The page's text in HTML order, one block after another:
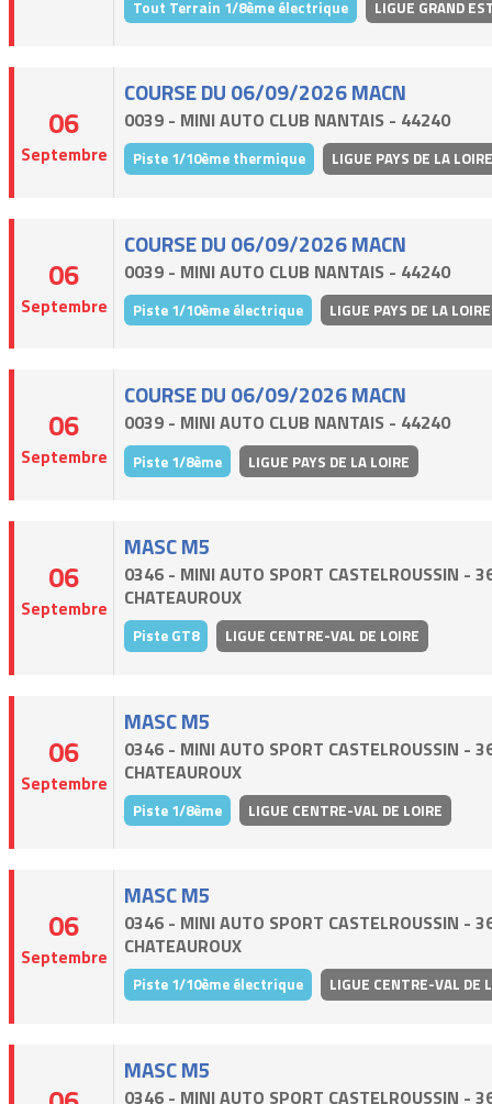
Tout Terrain 1/8ème électrique LIGUE GRAND
06
Septembre
COURSE DU 06/09/2026 MACN
0039 - MINI AUTO CLUB NANTAIS - 44240
Piste 1/10ème thermique LIGUE PAYS DE LA LOIRE
06
Septembre
COURSE DU 06/09/2026 MACN
0039 - MINI AUTO CLUB NANTAIS - 44240
Piste 1/10ème électrique LIGUE PAYS DE LA LOIRE
06
Septembre
COURSE DU 06/09/2026 MACN
0039 - MINI AUTO CLUB NANTAIS - 44240
Piste 1/8ème LIGUE PAYS DE LA LOIRE
06
Septembre
MASC M5
0346 - MINI AUTO SPORT CASTELROUSSIN -
CHATEAUROUX
Piste GT8 LIGUE CENTRE-VAL DE LOIRE
06
Septembre
MASC M5
0346 - MINI AUTO SPORT CASTELROUSSIN -
CHATEAUROUX
Piste 1/8ème LIGUE CENTRE-VAL DE LOIRE
06
Septembre
MASC M5
0346 - MINI AUTO SPORT CASTELROUSSIN -
CHATEAUROUX
Piste 1/10ème électrique LIGUE CENTRE-VAL DE
MASC M5
0346 - MINI AUTO SPORT CASTELROUSSIN -